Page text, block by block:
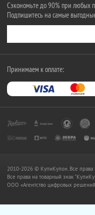
Сэкономьте до 90% при любых
Подпишитесь на самые
Принимаем к оплате:
2010-2026 © КупиКупон. Все
Все права на товарный знак
OOO «Агентство цифровых